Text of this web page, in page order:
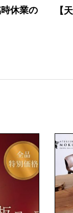
休業の
【